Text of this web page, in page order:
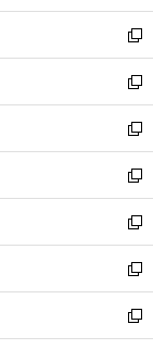
ウ
で
開
く
ン
ド
ウ
で
開
く
新
し
い
ウ
ィ
ン
ド
ウ
で
開
く
新
し
い
ウ
ィ
ン
ド
ウ
で
開
く
新
し
い
ウ
ィ
ン
ド
ウ
で
開
新
し
い
ウ
ィ
ン
ド
ウ
新
し
い
ウ
ィ
ン
新
し
い
ウ
新
し